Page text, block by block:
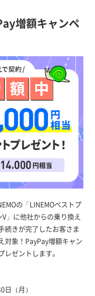
増額キャンペ
の「LINEMOベストプ
」に他社からの乗り換え
続きが完了したお客さま
対象！PayPay増額キャン
ゼントします。
（月）